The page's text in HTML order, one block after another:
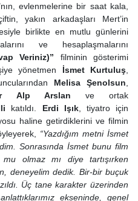
’nın, evlenmelerine bir saat kala,
yakın arkadaşları Mert’in
birlikte en mutlu günlerini
ve hesaplaşmalarını
Veriniz)” filminin gösterimi
yönetmen İsmet Kurtuluş
Melisa Şenolsun
Alp Arslan ve ortak
katıldı. Erdi Işık, tiyatro için
haline getirdiklerini ve filmin
“Yazdığım metni İsmet
Sonrasında İsmet bunu film
olmaz mı diye tartışırken
deneyelim dedik. Bir-bir buçuk
Üç tane karakter üzerinden
ekseninde, genel